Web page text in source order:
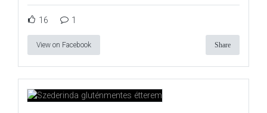
16 1
View on Facebook Share